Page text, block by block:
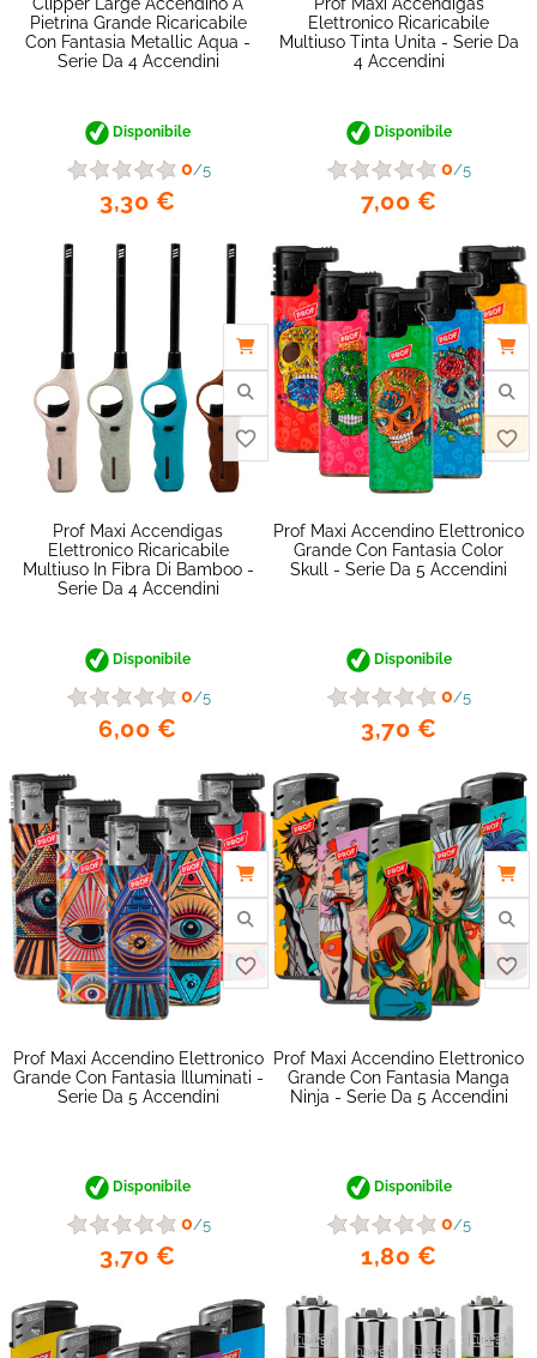
favorite_border
Pietrina Grande Ricaricabile
Con Fantasia Metallic Aqua -
Serie Da 4 Accendini
Disponibile
0/5
3,30 €
Elettronico Ricaricabile
Multiuso Tinta Unita - Serie Da
4 Accendini
Disponibile
0/5
7,00 €
Prof Maxi Accendigas
Elettronico Ricaricabile
Multiuso In Fibra Di Bamboo -
Serie Da 4 Accendini
Disponibile
0/5
6,00 €
Prof Maxi Accendino Elettronico
Grande Con Fantasia Color
Skull - Serie Da 5 Accendini
Disponibile
0/5
3,70 €
Prof Maxi Accendino Elettronico
Grande Con Fantasia Illuminati -
Serie Da 5 Accendini
Disponibile
0/5
3,70 €
Prof Maxi Accendino Elettronico
Grande Con Fantasia Manga
Ninja - Serie Da 5 Accendini
Disponibile
0/5
1,80 €